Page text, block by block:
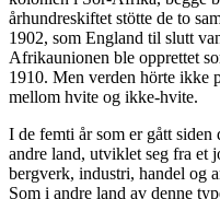
århundreskiftet stötte de to
1902, som England til slutt
Afrikaunionen ble opprettet
1910. Men verden hörte ikke
mellom hvite og ikke-hvite.
I de femti år som er gått
andre land, utviklet seg fra et
bergverk, industri, handel og
Som i andre land av denne